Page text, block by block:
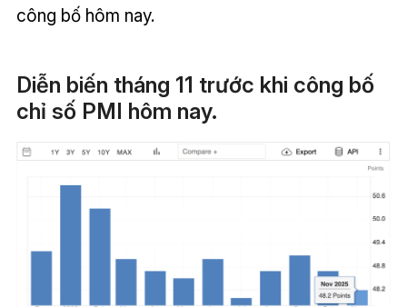
công bố hôm nay.
Diễn biến tháng 11 trước khi công bố
chỉ số PMI hôm nay.